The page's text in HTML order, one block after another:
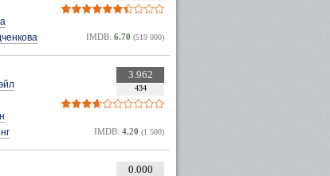
IMDB: 6.70 (519 000)
3.962
434
IMDB: 4.20 (1 500)
0.000